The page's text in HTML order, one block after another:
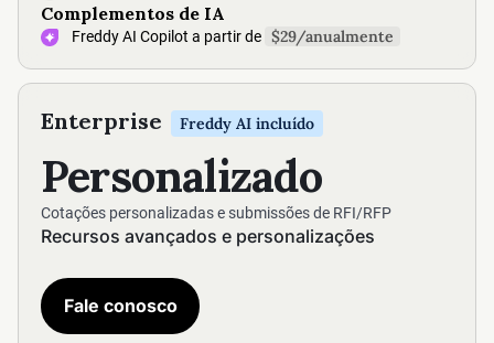
Complementos de IA
Freddy AI Copilot a partir de $29/anualmente
Personalizado
Cotações personalizadas e submissões de RFI/RFP
Recursos avançados e personalizações
Enterprise Freddy AI incluído
Fale conosco